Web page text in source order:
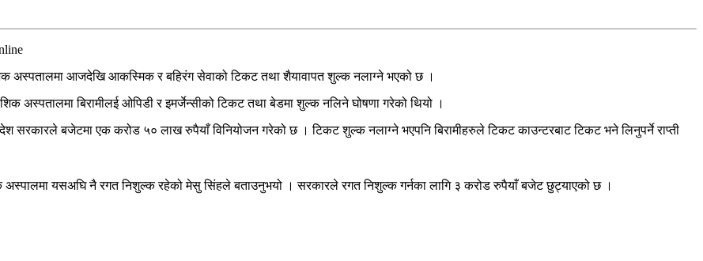
अस्पतालमा आजदेखि आकस्मिक र बहिरंग सेवाको टिकट तथा शैयावापत शुल्क नलाग्ने भएको छ ।
अस्पतालमा बिरामीलई ओपिडी र इमर्जेन्सीको टिकट तथा बेडमा शुल्क नलिने घोषणा गरेको थियो ।
सरकारले बजेटमा एक करोड ५० लाख रुपैयाँ विनियोजन गरेको छ । टिकट शुल्क नलाग्ने भएपनि बिरामीहरुले टिकट काउन्टरबाट टिकट भने लिनुपर्ने राप्ती
अस्पालमा यसअघि नै रगत निशुल्क रहेको मेसु सिंहले बताउनुभयो । सरकारले रगत निशुल्क गर्नका लागि ३ करोड रुपैयाँ बजेट छुट्याएको छ ।